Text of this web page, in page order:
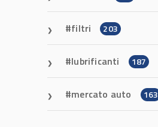
filtri 203
lubrificanti 187
mercato auto 163